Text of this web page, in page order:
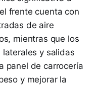
frente cuenta con
de aire
mientras que los
y salidas
panel de carrocería
y mejorar la